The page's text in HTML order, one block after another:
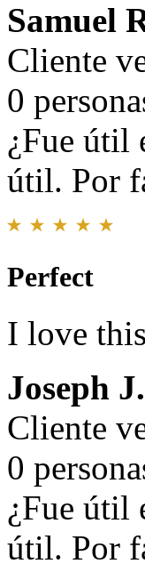
Samuel
Cliente
0
¿Fue útil
útil. Por
Perfect
I love
Joseph J.
Cliente
0
¿Fue útil
útil. Por